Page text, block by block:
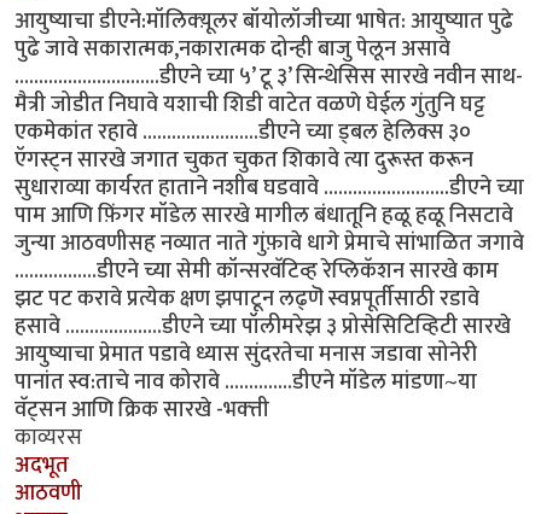
आयुष्याचा डीएने:मॉलिक्य़ूलर बॉयोलॉजीच्या भाषेत: आयुष्यात पुढे
पुढे जावे सकारात्मक,नकारात्मक दोन्ही बाजु पेलून असावे
..............................डीएने च्या ५’ टू ३’ सिन्थेसिस सारखे नवीन साथ-
मैत्री जोडीत निघावे यशाची शिडी वाटेत वळणे घेईल गुंतुनि घट्ट
एकमेकांत रहावे ........................डीएने च्या ड्बल हेलिक्स ३०
ऍगस्ट्न सारखे जगात चुकत चुकत शिकावे त्या दुरूस्त करून
सुधाराव्या कार्यरत हाताने नशीब घडवावे ..........................डीएने च्या
पाम आणि फ़िंगर मॉडेल सारखे मागील बंधातूनि हळू हळू निसटावे
जुन्या आठवणीसह नव्यात नाते गुंफ़ावे धागे प्रेमाचे सांभाळित जगावे
.................डीएने च्या सेमी कॉन्सरवॅटिव्ह रेप्लिकॅशन सारखे काम
झट पट करावे प्रत्येक क्षण झपाटून लढ्णॆ स्वप्नपूर्तीसाठी रडावे
हसावे ....................डीएने च्या पॉलीमरेझ ३ प्रोसेसिटिव्हिटी सारखे
आयुष्याचा प्रेमात पडावे ध्यास सुंदरतेचा मनास जडावा सोनेरी
पानांत स्व:ताचे नाव कोरावे ..............डीएने मॉडेल मांडणा~या
वॅट्सन आणि क्रिक सारखे -भक्त्ती
काव्यरस
अदभूत
आठवणी